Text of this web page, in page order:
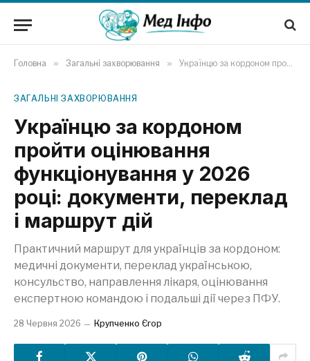
Головна » Загальні захворювання » Українцю за кордоном пройти оцінювання функціонування у 2026 році: документи, переклад і маршрут дій
ЗАГАЛЬНІ ЗАХВОРЮВАННЯ
Українцю за кордоном
пройти оцінювання
функціонування у 2026
році: документи, переклад
і маршрут дій
Практичний маршрут для українців за кордоном:
медичні документи, переклад українською,
консульство, направлення лікаря, оцінювання
експертною командою і подальші дії через ПФУ.
28 Червня 2026 Крупченко Єгор